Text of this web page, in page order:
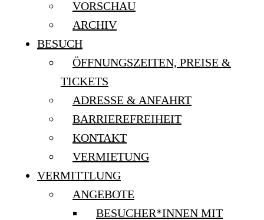
VORSCHAU
ARCHIV
BESUCH
ÖFFNUNGSZEITEN, PREISE &
TICKETS
ADRESSE & ANFAHRT
BARRIEREFREIHEIT
KONTAKT
VERMIETUNG
VERMITTLUNG
ANGEBOTE
BESUCHER*INNEN MIT